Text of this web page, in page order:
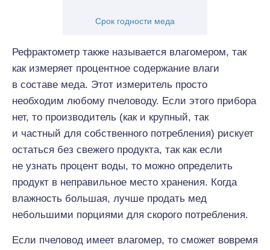
Срок годности меда
Рефрактометр также называется влагомером, так
как измеряет процентное содержание влаги
в составе меда. Этот измеритель просто
необходим любому пчеловоду. Если этого прибора
нет, то производитель (как и крупный, так
и частный для собственного потребления) рискует
остаться без свежего продукта, так как если
не узнать процент воды, то можно определить
продукт в неправильное место хранения. Когда
влажность большая, лучше продать мед
небольшими порциями для скорого потребления.
Если пчеловод имеет влагомер, то сможет вовремя